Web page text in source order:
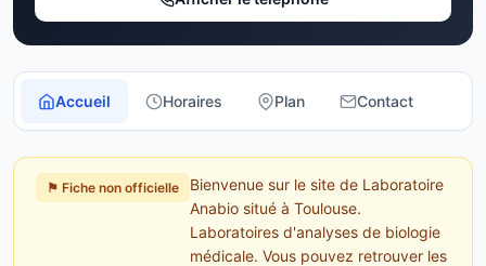
Accueil Horaires Plan Contact
⚑ Fiche non officielle
Bienvenue sur le site de Laboratoire
Anabio situé à Toulouse.
Laboratoires d'analyses de biologie
médicale. Vous pouvez retrouver les